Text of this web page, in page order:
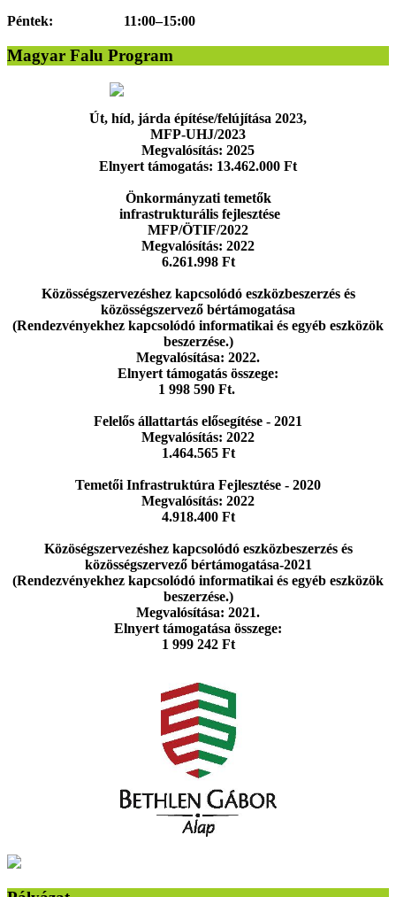
Péntek: 11:00–15:00
Magyar Falu Program
Út, híd, járda építése/felújítása 2023,
MFP-UHJ/2023
Megvalósítás: 2025
Elnyert támogatás: 13.462.000 Ft
Önkormányzati temetők
infrastrukturális fejlesztése
MFP/ÖTIF/2022
Megvalósítás: 2022
6.261.998 Ft
Közösségszervezéshez kapcsolódó eszközbeszerzés és
közösségszervező bértámogatása
(Rendezvényekhez kapcsolódó informatikai és egyéb eszközök
beszerzése.)
Megvalósítása: 2022.
Elnyert támogatás összege:
1 998 590 Ft.
Felelős állattartás elősegítése - 2021
Megvalósítás: 2022
1.464.565 Ft
Temetői Infrastruktúra Fejlesztése - 2020
Megvalósítás: 2022
4.918.400 Ft
Közöségszervezéshez kapcsolódó eszközbeszerzés és
közösségszervező bértámogatása-2021
(Rendezvényekhez kapcsolódó informatikai és egyéb eszközök
beszerzése.)
Megvalósítása: 2021.
Elnyert támogatása összege:
1 999 242 Ft